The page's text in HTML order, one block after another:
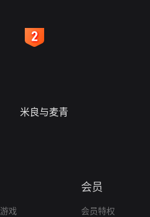
米良与麦青
游戏
会员
会员特权